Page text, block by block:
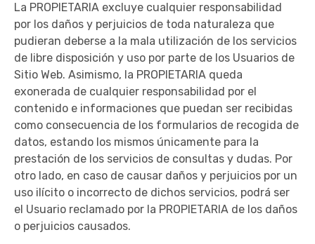
La PROPIETARIA excluye cualquier responsabilidad
por los daños y perjuicios de toda naturaleza que
pudieran deberse a la mala utilización de los servicios
de libre disposición y uso por parte de los Usuarios de
Sitio Web. Asimismo, la PROPIETARIA queda
exonerada de cualquier responsabilidad por el
contenido e informaciones que puedan ser recibidas
como consecuencia de los formularios de recogida de
datos, estando los mismos únicamente para la
prestación de los servicios de consultas y dudas. Por
otro lado, en caso de causar daños y perjuicios por un
uso ilícito o incorrecto de dichos servicios, podrá ser
el Usuario reclamado por la PROPIETARIA de los daños
o perjuicios causados.